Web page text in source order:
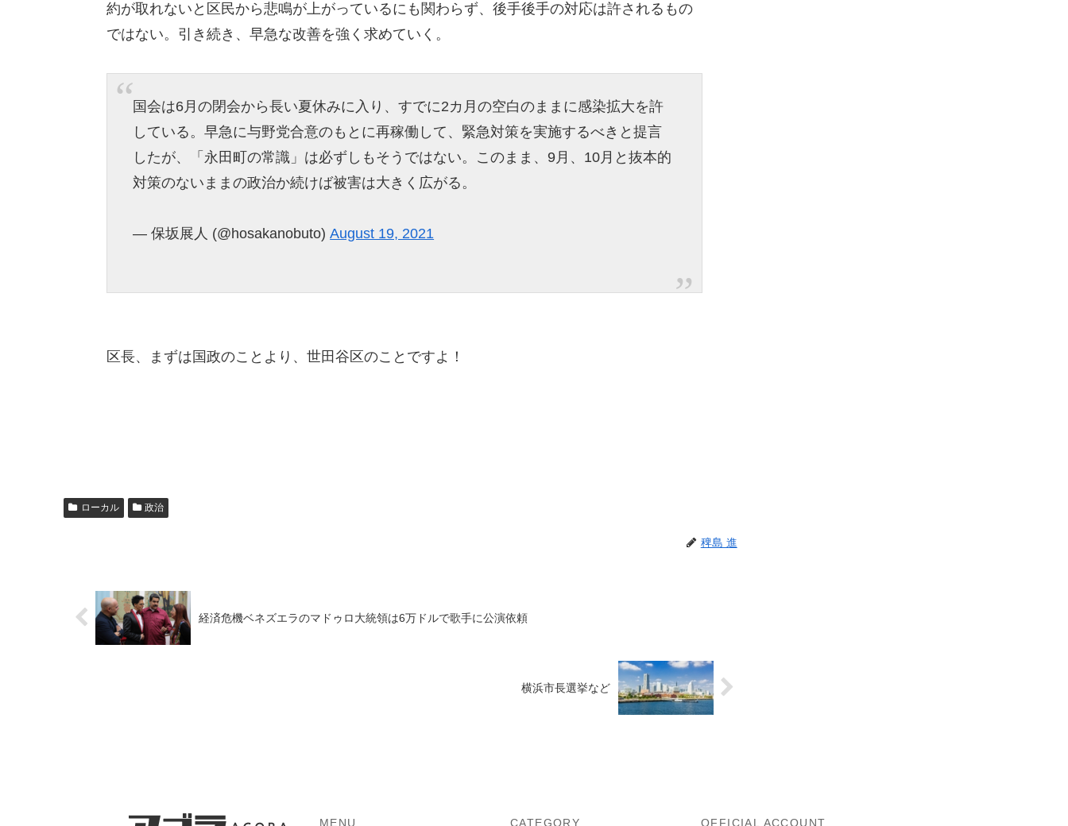
約が取れないと区民から悲鳴が上がっているにも関わらず、後手後手の対応は許されるもの
ではない。引き続き、早急な改善を強く求めていく。
国会は6月の閉会から長い夏休みに入り、すでに2カ月の空白のままに感染拡大を許
している。早急に与野党合意のもとに再稼働して、緊急対策を実施するべきと提言
したが、「永田町の常識」は必ずしもそうではない。このまま、9月、10月と抜本的
対策のないままの政治か続けば被害は大きく広がる。
— 保坂展人 (@hosakanobuto)August 19, 2021
区長、まずは国政のことより、世田谷区のことですよ！
ローカル 政治
稗島 進
経済危機ベネズエラのマドゥロ大統領は6万ドルで歌手に公演依頼
横浜市長選挙など
MENU CATEGORY OFFICIAL ACCOUNT